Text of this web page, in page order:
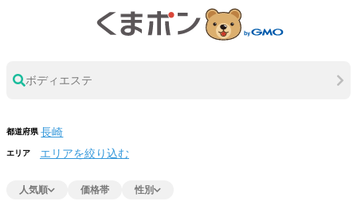
ボディエステ
都道府県
エリア エリアを絞り込む
人気順 価格帯 性別